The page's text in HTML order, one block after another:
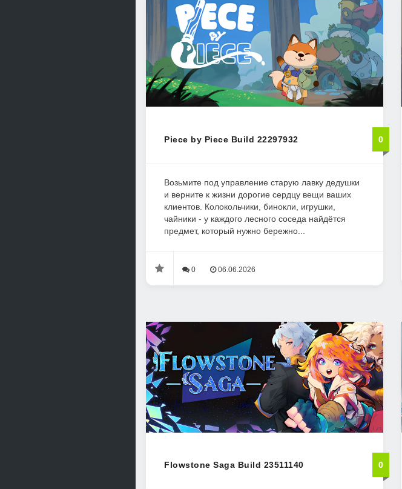
Piece by Piece Build 22297932 0
Возьмите под управление старую лавку дедушки
и верните к жизни дорогие сердцу вещи ваших
клиентов. Колокольчики, бинокли, игрушки,
чайники - у каждого лесного соседа найдётся
предмет, который нужно бережно...
0 06.06.2026
Flowstone Saga Build 23511140 0